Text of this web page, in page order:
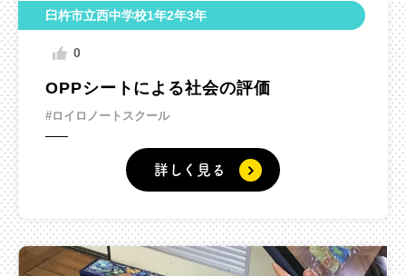
臼杵市立西中学校1年2年3年
0
OPPシートによる社会の評価
#ロイロノートスクール
詳しく見る